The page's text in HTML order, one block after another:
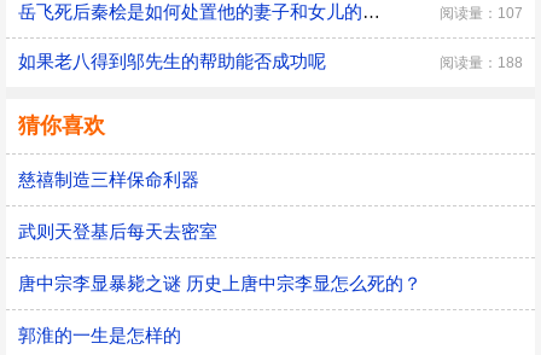
​岳飞死后秦桧是如何处置他的妻子和女儿的，秦桧怎么处置岳飞家人的 阅读量：107
如果老八得到邬先生的帮助能否成功呢 阅读量：188
猜你喜欢
慈禧制造三样保命利器
武则天登基后每天去密室
唐中宗李显暴毙之谜 历史上唐中宗李显怎么死的？
郭淮的一生是怎样的